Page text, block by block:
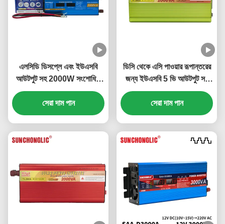
এলসিডি ডিসপ্লে এবং ইউএসবি
আউটপুট সহ 2000W সংশোধিত
সাইন ওয়েভ পাওয়ার ইনভার্টার ডিসি
12 ভি থেকে এসি 220 ভি
সেরা দাম পান
ডিসি থেকে এসি পাওয়ার রূপান্তরের
জন্য ইউএসবি 5 ভি আউটপুট সহ
2000 ভিএ সংশোধিত সাইন ওয়েভ
ইনভার্টার
সেরা দাম পান